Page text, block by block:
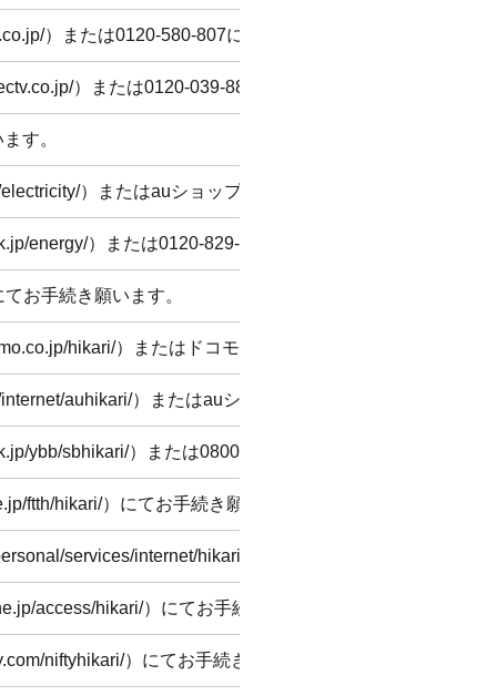
）または0120-580-807にてお手続き願います。
）または0120-039-888
す。
）またはauショップにてお手続き願います。
energy/）または0120-829-572
てお手続き願います。
hikari/）またはドコモショップにてお手続き願います
auhikari/）またはauショップにてお手続き願います。
ybb/sbhikari/）または0800-111-2009
ftth/hikari/）にてお手続き願います。
services/internet/hikari/ocnhikari.html
access/hikari/）にてお手続き願います。
niftyhikari/）にてお手続き願います。